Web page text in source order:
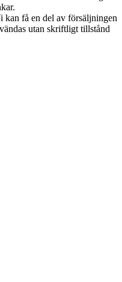
få en del av försäljningen
utan skriftligt tillstånd